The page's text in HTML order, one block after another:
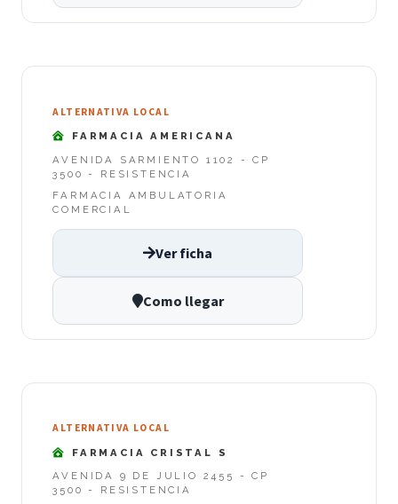
ALTERNATIVA LOCAL
FARMACIA AMERICANA
AVENIDA SARMIENTO 1102 - CP
3500 - RESISTENCIA
FARMACIA AMBULATORIA
COMERCIAL
Ver ficha
Como llegar
ALTERNATIVA LOCAL
FARMACIA CRISTAL S
AVENIDA 9 DE JULIO 2455 - CP
3500 - RESISTENCIA